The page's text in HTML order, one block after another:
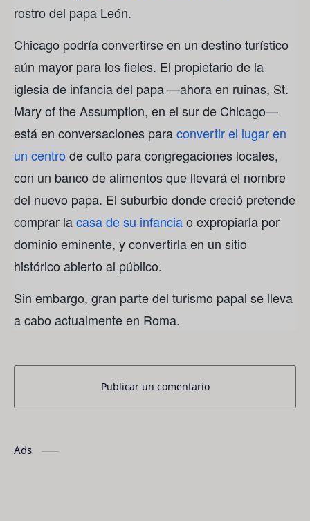
rostro del papa León.
Chicago podría convertirse en un destino turístico
aún mayor para los fieles. El propietario de la
iglesia de infancia del papa —ahora en ruinas, St.
Mary of the Assumption, en el sur de Chicago—
está en conversaciones paraconvertir el lugar en
un centro de culto para congregaciones locales,
con un banco de alimentos que llevará el nombre
del nuevo papa. El suburbio donde creció pretende
comprar lacasa de su infanciao expropiarla por
dominio eminente, y convertirla en un sitio
histórico abierto al público.
Sin embargo, gran parte del turismo papal se lleva
a cabo actualmente en Roma.
Publicar un comentario
Ads